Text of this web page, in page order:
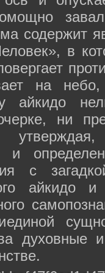
содержит
в
на
айкидо
ни
с
айкидо
духовные